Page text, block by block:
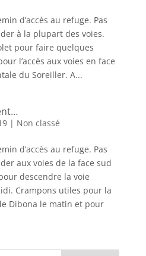
d’accès au refuge. Pas
à la plupart des voies.
pour faire quelques
l’accès aux voies en face
du Soreiller. A...
| Non classé
d’accès au refuge. Pas
aux voies de la face sud
descendre la voie
Crampons utiles pour la
Dibona le matin et pour